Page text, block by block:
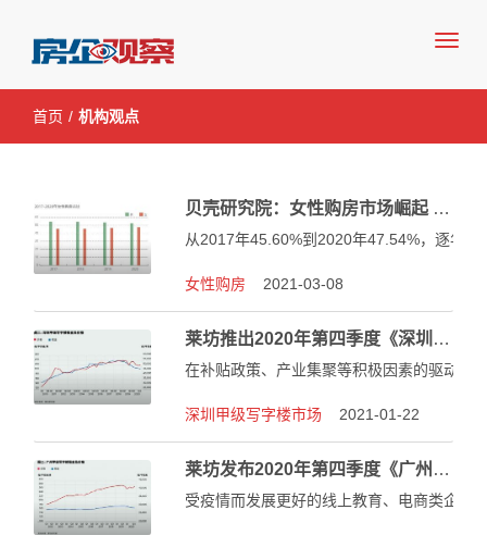
房企观察网—房地产行业领先媒体
首页 / 机构观点
贝壳研究院：女性购房市场崛起 最看重“交通设施配套”和“洒满阳光的阳台”
从2017年45.60%到2020年47.54%，逐年提
女性购房 2021-03-08
莱坊推出2020年第四季度《深圳甲级写字楼市场报告》
在补贴政策、产业集聚等积极因素的驱动下
深圳甲级写字楼市场2021-01-22
莱坊发布2020年第四季度《广州甲级写字楼市场报告》
受疫情而发展更好的线上教育、电商类企业